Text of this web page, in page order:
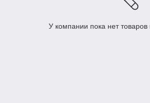
У компании пока нет товаров